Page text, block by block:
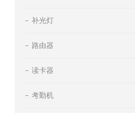
补光灯
路由器
读卡器
考勤机